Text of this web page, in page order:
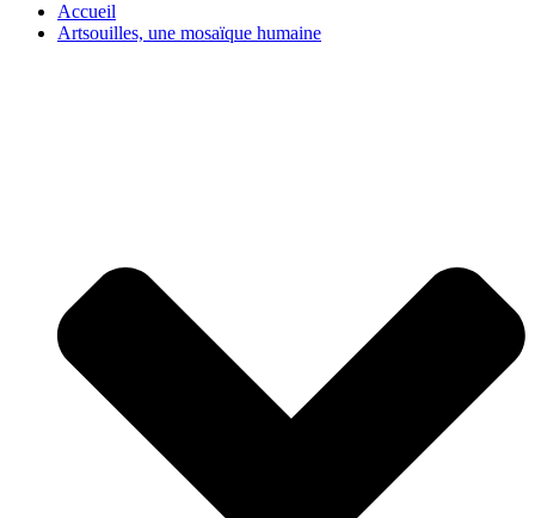
Accueil
Artsouilles, une mosaïque humaine